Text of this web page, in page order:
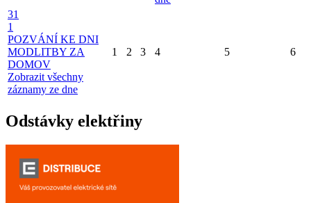
31
1
POZVÁNÍ KE DNI
MODLITBY ZA
DOMOV
Zobrazit všechny
záznamy ze dne
1 2 3 4 5 6
Odstávky elektřiny